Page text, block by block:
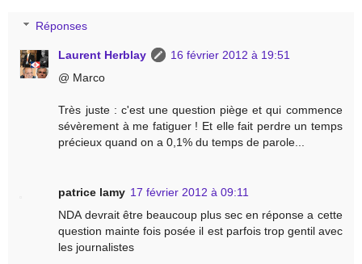
Réponses
Laurent Herblay
16 février 2012 à 19:51
@ Marco
Très juste : c'est une question piège et qui commence
sévèrement à me fatiguer ! Et elle fait perdre un temps
précieux quand on a 0,1% du temps de parole...
patrice lamy 17 février 2012 à 09:11
NDA devrait être beaucoup plus sec en réponse a cette
question mainte fois posée il est parfois trop gentil avec
les journalistes